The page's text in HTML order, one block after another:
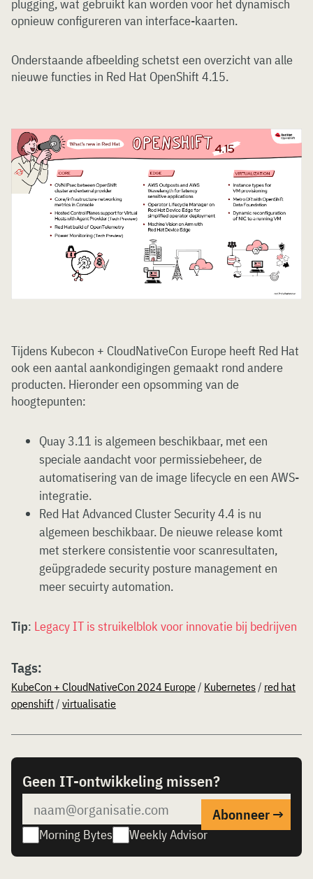
plugging, wat gebruikt kan worden voor het dynamisch
opnieuw configureren van interface-kaarten.
Onderstaande afbeelding schetst een overzicht van alle
nieuwe functies in Red Hat OpenShift 4.15.
Tijdens Kubecon + CloudNativeCon Europe heeft Red Hat
ook een aantal aankondigingen gemaakt rond andere
producten. Hieronder een opsomming van de
hoogtepunten:
Quay 3.11 is algemeen beschikbaar, met een
speciale aandacht voor permissiebeheer, de
automatisering van de image lifecycle en een AWS-
integratie.
Red Hat Advanced Cluster Security 4.4 is nu
algemeen beschikbaar. De nieuwe release komt
met sterkere consistentie voor scanresultaten,
geüpgradede security posture management en
meer secuirty automation.
Tip: Legacy IT is struikelblok voor innovatie bij bedrijven
Tags:
KubeCon + CloudNativeCon 2024 Europe/ Kubernetes/ red hat
openshift/ virtualisatie
Geen IT-ontwikkeling missen?
Morning Bytes Weekly Advisor